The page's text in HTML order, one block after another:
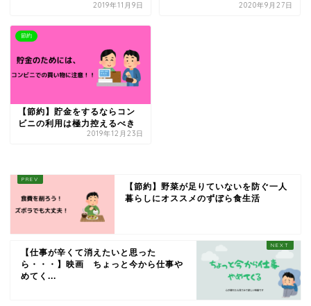
2019年11月9日 2020年9月27日
節約
【節約】貯金をするならコン
ビニの利用は極力控えるべき
2019年12月23日
【節約】野菜が足りていないを防ぐ一人
暮らしにオススメのずぼら食生活
【仕事が辛くて消えたいと思った
ら・・・】映画 ちょっと今から仕事や
めてく...